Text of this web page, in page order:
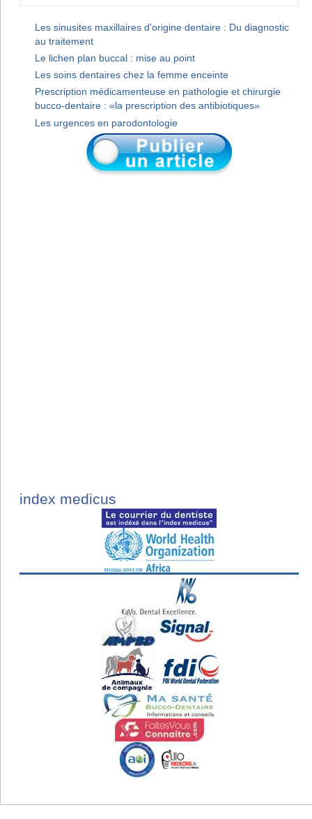
Les sinusites maxillaires d'origine dentaire : Du diagnostic
au traitement
Le lichen plan buccal : mise au point
Les soins dentaires chez la femme enceinte
Prescription médicamenteuse en pathologie et chirurgie
bucco-dentaire : «la prescription des antibiotiques»
Les urgences en parodontologie
index medicus